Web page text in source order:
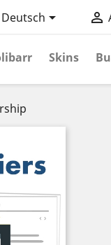
Deutsch 
Skins